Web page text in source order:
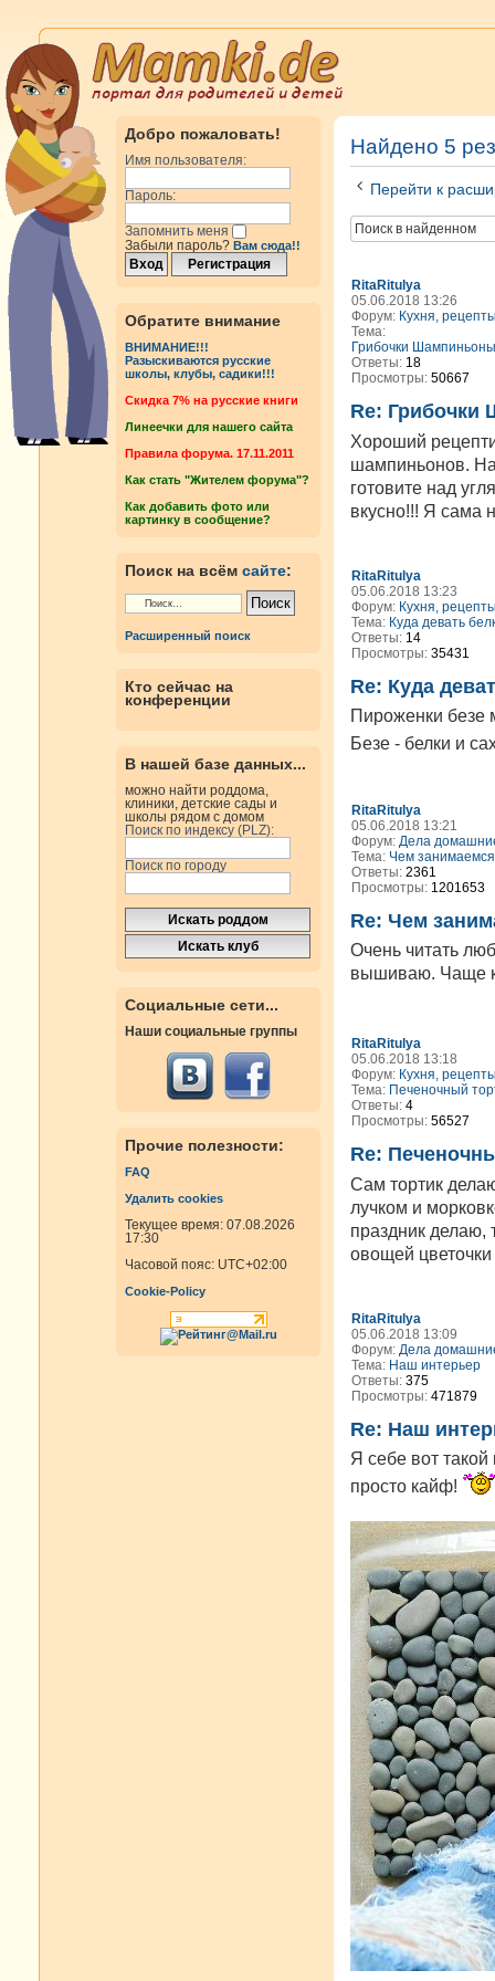
Добро пожаловать!
Имя пользователя:
Пароль:
Запомнить меня
Забыли пароль? Вам сюда!!
Обратите внимание
ВНИМАНИЕ!!!
Разыскиваются русские
школы, клубы, садики!!!
Cкидка 7% на русские книги
Линеечки для нашего сайта
Правила форума. 17.11.2011
Как стать "Жителем форума"?
Как добавить фото или
картинку в сообщение?
Поиск на всём сайте:
Расширенный поиск
Кто сейчас на
конференции
В нашей базе данных...
можно найти роддома,
клиники, детские сады и
школы рядом с домом
Поиск по индексу (PLZ):
Поиск по городу
Социальные сети...
Наши социальные группы
Прочие полезности:
FAQ
Удалить cookies
Текущее время: 07.08.2026
17:30
Часовой пояс: UTC+02:00
Cookie-Policy
Найдено 5
Перейти к
RitaRitulya
05.06.2018 13:26
Форум: Кухня,
Тема:
Грибочки
Ответы: 18
Просмотры: 50667
Re: Грибочки
Хороший
шампиньонов.
готовите над
вкусно!!! Я сама
RitaRitulya
05.06.2018 13:23
Форум: Кухня,
Тема: Куда девать
Ответы: 14
Просмотры: 35431
Re: Куда
Пироженки безе
Безе - белки и
RitaRitulya
05.06.2018 13:21
Форум: Дела
Тема: Чем
Ответы: 2361
Просмотры: 1201653
Re: Чем
Очень читать
вышиваю. Чаще
RitaRitulya
05.06.2018 13:18
Форум: Кухня,
Тема: Печеночный
Ответы: 4
Просмотры: 56527
Re:
Сам тортик
лучком и
праздник
овощей
RitaRitulya
05.06.2018 13:09
Форум: Дела
Тема: Наш интерьер
Ответы: 375
Просмотры: 471879
Re: Наш
Я себе вот
просто кайф!